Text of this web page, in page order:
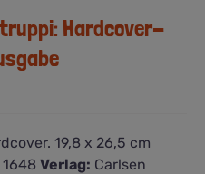
Hardcover-
19,8 x 26,5 cm
1648Verlag: Carlsen